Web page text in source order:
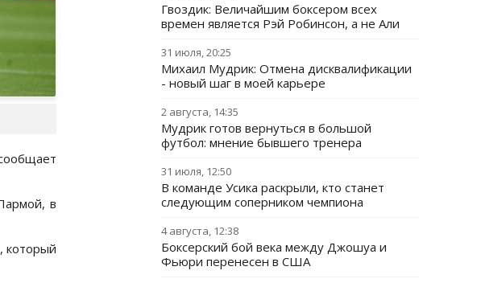
в
который
Гвоздик: Величайшим боксером всех
времен является Рэй Робинсон, а не Али
31 июля, 20:25
Михаил Мудрик: Отмена дисквалификации
- новый шаг в моей карьере
2 августа, 14:35
Мудрик готов вернуться в большой
футбол: мнение бывшего тренера
31 июля, 12:50
В команде Усика раскрыли, кто станет
следующим соперником чемпиона
4 августа, 12:38
Боксерский бой века между Джошуа и
Фьюри перенесен в США